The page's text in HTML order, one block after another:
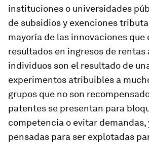
instituciones o universidades
de subsidios y exenciones
mayoría de las innovaciones que
resultados en ingresos de rentas
individuos son el resultado de
experimentos atribuibles a
grupos que no son
patentes se presentan para
competencia o evitar demandas,
pensadas para ser explotadas